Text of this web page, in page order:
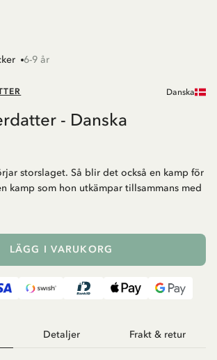
6-9 år
Danska
- Danska
storslaget. Så blir det också en kamp för
kamp som hon utkämpar tillsammans med
LÄGG I VARUKORG
Detaljer Frakt & retur